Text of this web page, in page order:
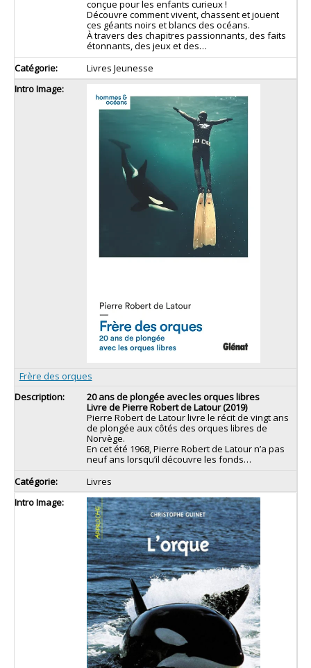
conçue pour les enfants curieux !
Découvre comment vivent, chassent et jouent
ces géants noirs et blancs des océans.
À travers des chapitres passionnants, des faits
étonnants, des jeux et des…
Livres Jeunesse
Frère des orques
20 ans de plongée avec les orques libres
Livre de Pierre Robert de Latour (2019)
Pierre Robert de Latour livre le récit de vingt ans
de plongée aux côtés des orques libres de
Norvège.
En cet été 1968, Pierre Robert de Latour n’a pas
neuf ans lorsqu’il découvre les fonds…
Livres